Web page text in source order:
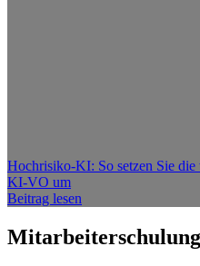
Hochrisiko-KI: So setzen Sie
KI-VO um
Beitrag lesen